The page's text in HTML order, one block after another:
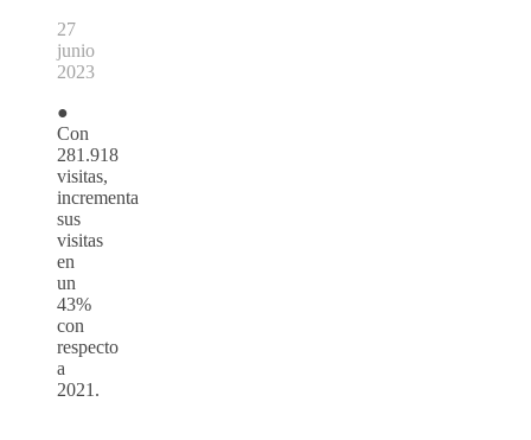
27
junio
2023
●
Con
281.918
visitas,
incrementa
sus
visitas
en
un
43%
con
respecto
a
2021.